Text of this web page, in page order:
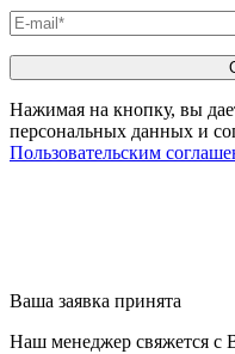
Нажимая на кнопку, вы
персональных данных и
Пользовательским
Ваша заявка принята
Наш менеджер свяжется с